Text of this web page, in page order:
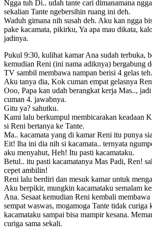
Ngga tuh Di.. udah tante cari dimanamana
sekalian Tante ngebersihin ruang ini deh.
Waduh gimana nih susah deh. Aku kan ngga
pake kacamata, pikirku, Ya apa mau dikata,
jadinya.
Pukul 9:30, kulihat kamar Ana sudah terbuka,
kemudian Reni (ini nama adiknya) bergabung
TV sambil membawa nampan berisi 4 gelas teh.
Aku tanya dia, Kok cuman empat gelasnya
Ooo, Papa kan udah berangkat kerja Mas..,
cuman 4. jawabnya.
Gitu ya? sahutku.
Kami lalu berkumpul membicarakan keadaan
si Reni bertanya ke Tante.
Ma.. kacamata yang di kamar Reni itu punya
Eit! lha ini dia nih si kacamata.. ternyata
aku menyahut, Heh! Itu pasti kacamataku.
Betul.. itu pasti kacamatanya Mas Padi, Ren!
cepet ambilin!
Reni lalu berdiri dan mesuk kamar untuk
Aku berpikir, mungkin kacamataku semalam
Ana. Sesaat kemudian Reni kembali membawa
sempat waswas, mogamoga Tante tidak curiga
kacamataku sampai bisa mampir kesana.
curiga sama sekali.